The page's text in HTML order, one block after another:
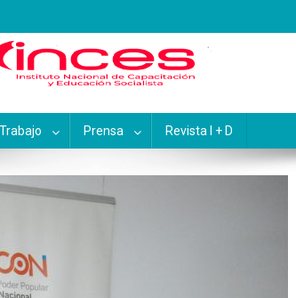
y Educación
Prensa Revista I + D